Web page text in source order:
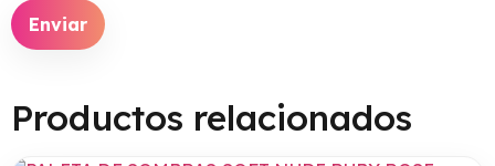
Productos relacionados